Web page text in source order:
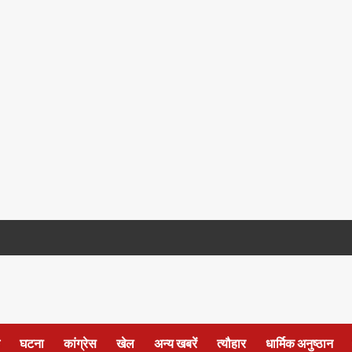
घटना कांग्रेस खेल अन्य खबरें त्यौहार धार्मिक अनुष्ठान